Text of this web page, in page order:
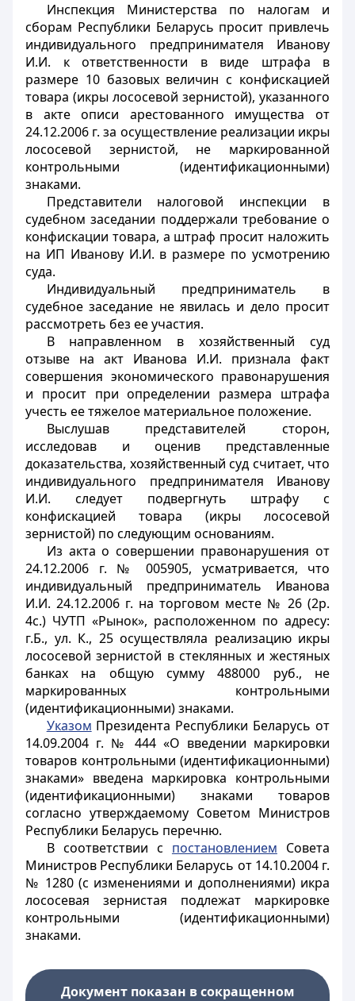
Инспекция Министерства по налогам и
сборам Республики Беларусь просит привлечь
индивидуального предпринимателя Иванову
И.И. к ответственности в виде штрафа в
размере 10 базовых величин с конфискацией
товара (икры лососевой зернистой), указанного
в акте описи арестованного имущества от
24.12.2006 г. за осуществление реализации икры
лососевой зернистой, не маркированной
контрольными (идентификационными)
знаками.
Представители налоговой инспекции в
судебном заседании поддержали требование о
конфискации товара, а штраф просит наложить
на ИП Иванову И.И. в размере по усмотрению
суда.
Индивидуальный предприниматель в
судебное заседание не явилась и дело просит
рассмотреть без ее участия.
В направленном в хозяйственный суд
отзыве на акт Иванова И.И. признала факт
совершения экономического правонарушения
и просит при определении размера штрафа
учесть ее тяжелое материальное положение.
Выслушав представителей сторон,
исследовав и оценив представленные
доказательства, хозяйственный суд считает, что
индивидуального предпринимателя Иванову
И.И. следует подвергнуть штрафу с
конфискацией товара (икры лососевой
зернистой) по следующим основаниям.
Из акта о совершении правонарушения от
24.12.2006 г. № 005905, усматривается, что
индивидуальный предприниматель Иванова
И.И. 24.12.2006 г. на торговом месте № 26 (2р.
4с.) ЧУТП «Рынок», расположенном по адресу:
г.Б., ул. К., 25 осуществляла реализацию икры
лососевой зернистой в стеклянных и жестяных
банках на общую сумму 488000 руб., не
маркированных контрольными
(идентификационными) знаками.
Указом Президента Республики Беларусь от
14.09.2004 г. № 444 «О введении маркировки
товаров контрольными (идентификационными)
знаками» введена маркировка контрольными
(идентификационными) знаками товаров
согласно утверждаемому Советом Министров
Республики Беларусь перечню.
В соответствии с постановлением Совета
Министров Республики Беларусь от 14.10.2004 г.
№ 1280 (с изменениями и дополнениями) икра
лососевая зернистая подлежат маркировке
контрольными (идентификационными)
знаками.
Документ показан в сокращенном